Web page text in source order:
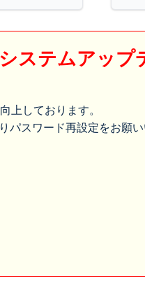
システムアッ
上しております。
スワード再設定をお願い